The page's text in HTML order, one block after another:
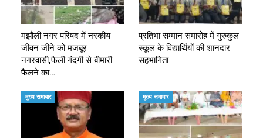
मझौली नगर परिषद में नरकीय
जीवन जीने को मजबूर
नगरवासी,फैली गंदगी से बीमारी
फैलने का…
प्रतिभा सम्मान समारोह में गुरुकुल
स्कूल के विद्यार्थियों की शानदार
सहभागिता
मुख्य समाचार मुख्य समाचार